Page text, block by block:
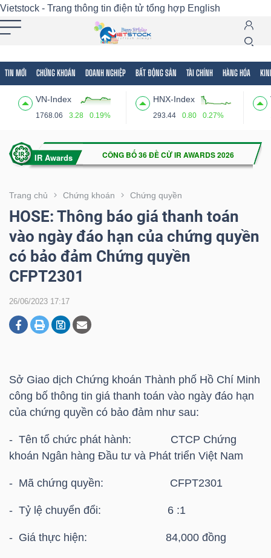
Vietstock - Trang thông tin điện tử tổng hợp English
TIN MỚI CHỨNG KHOÁN DOANH NGHIỆP BẤT ĐỘNG SẢN TÀI CHÍNH HÀNG HÓA
VN-Index
1768.06 3.28 0.19%
HNX-Index
293.44 0.80 0.27%
Trang chủ Chứng khoán Chứng quyền
HOSE: Thông báo giá thanh toán
vào ngày đáo hạn của chứng quyền
có bảo đảm Chứng quyền
CFPT2301
26/06/2023 17:17
Sở Giao dịch Chứng khoán Thành phố Hồ Chí Minh
công bố thông tin giá thanh toán vào ngày đáo hạn
của chứng quyền có bảo đảm như sau:
- Tên tổ chức phát hành: CTCP Chứng
khoán Ngân hàng Đầu tư và Phát triển Việt Nam
- Mã chứng quyền: CFPT2301
- Tỷ lệ chuyển đổi: 6 :1
- Giá thực hiện: 84,000 đồng
Tất cả Tính năng Ngành Mã chứng khoán
Tính
(-)
VIETSTOCK
CHỨNG
KHOÁN
NGHIỆP
BẤT
ĐỘNG
SẢN